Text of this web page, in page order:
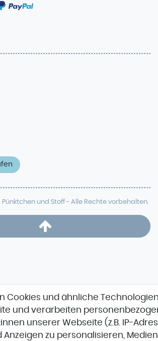
und Stoff - Alle Rechte vorbehalten.
Cookies und ähnliche
und verarbeiten
unserer Webseite (z.B. IP-
Anzeigen zu personalisieren,